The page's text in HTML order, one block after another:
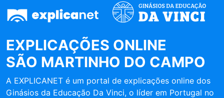
EXPLICAÇÕES ONLINE
SÃO MARTINHO DO CAMPO
A EXPLICANET é um portal de explicações online dos
Ginásios da Educação Da Vinci, o líder em Portugal no